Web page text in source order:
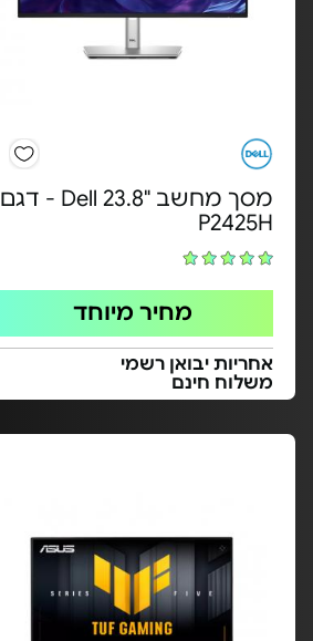
מסך מחשב "23.8 Dell - דגם
P2425H
מחיר מיוחד
אחריות יבואן רשמי
משלוח חינם